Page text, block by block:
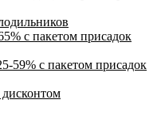
с пакетом присадок
59% с пакетом присадок